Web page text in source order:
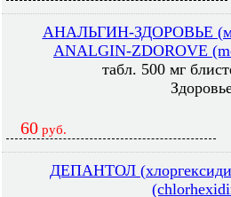
АНАЛЬГИН-ЗДОРОВЬЕ
ANALGIN-ZDOROVE
табл. 500 мг
60 руб.
ДЕПАНТОЛ